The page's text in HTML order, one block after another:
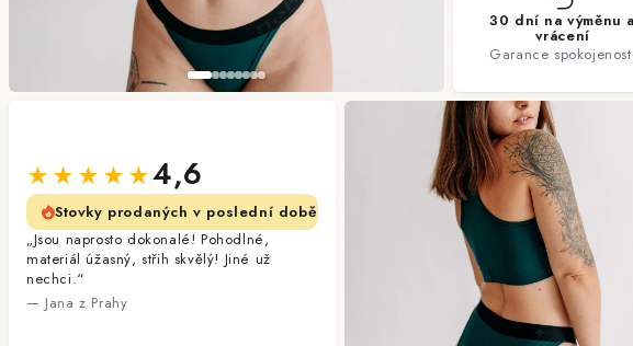
30 dní na výměnu a
vrácení
Garance
★★★★★4,6
Stovky prodaných v poslední době
„Jsou naprosto dokonalé! Pohodlné,
materiál úžasný, střih skvělý! Jiné už
nechci.“
— Jana z Prahy